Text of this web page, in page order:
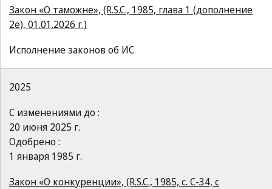
Закон «О таможне», (R.S.C., 1985, глава 1 (дополнение
2e), 01.01.2026 г.)
Исполнение законов об ИС
2025
С изменениями до :
20 июня 2025 г.
Одобрено :
1 января 1985 г.
Закон «О конкуренции», (R.S.C., 1985, c. C-34, с